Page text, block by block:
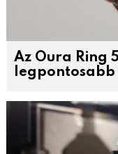
Az Oura Ring